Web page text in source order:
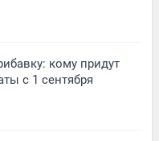
кому придут
с 1 сентября